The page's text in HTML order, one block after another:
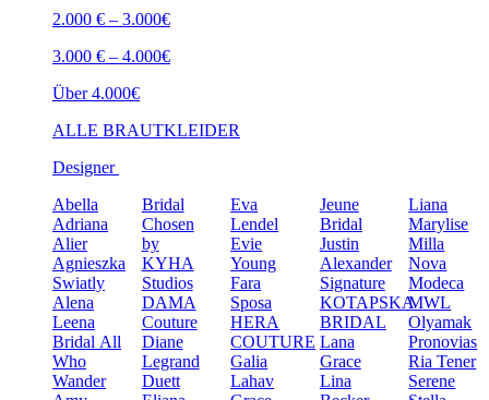
2.000 € – 3.000€
3.000 € – 4.000€
Über 4.000€
ALLE BRAUTKLEIDER
Designer
Abella
Adriana
Alier
Agnieszka
Swiatly
Alena
Leena
Bridal All
Who
Wander
Bridal
Chosen
by
KYHA
Studios
DAMA
Couture
Diane
Legrand
Duett
Eva
Lendel
Evie
Young
Fara
Sposa
HERA
COUTURE
Galia
Lahav
Jeune
Bridal
Justin
Alexander
Signature
KOTAPSKA
BRIDAL
Lana
Grace
Lina
Liana
Marylise
Milla
Nova
Modeca
MWL
Olyamak
Pronovias
Ria Tener
Serene